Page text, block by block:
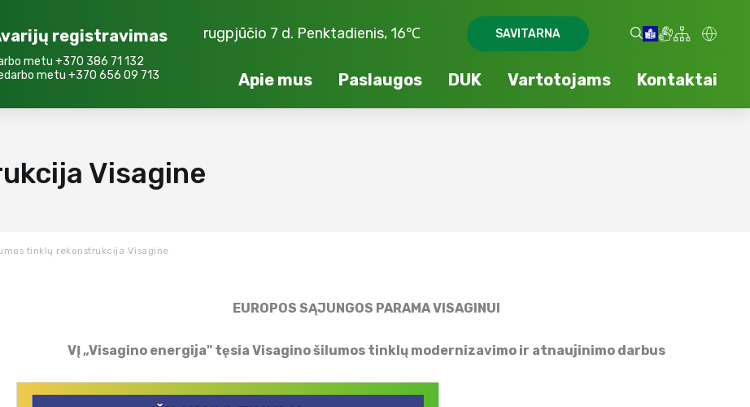
registravimas
metu +370 386 71 132
metu +370 656 09 713
rugpjūčio 7 d. Penktadienis, 16℃ SAVITARNA
Apie mus Paslaugos DUK Vartotojams Kontaktai
Visagine
tinklų rekonstrukcija Visagine
EUROPOS SĄJUNGOS PARAMA VISAGINUI
VĮ „Visagino energija" tęsia Visagino šilumos tinklų modernizavimo ir atnaujinimo darbus